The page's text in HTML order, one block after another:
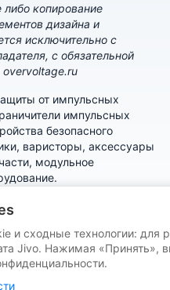
копирование
дизайна и
исключительно с
с обязательной
overvoltage.ru
от импульсных
импульсных
безопасного
варисторы, аксессуары
модульное
и сходные технологии:
Jivo. Нажимая «Принять»,